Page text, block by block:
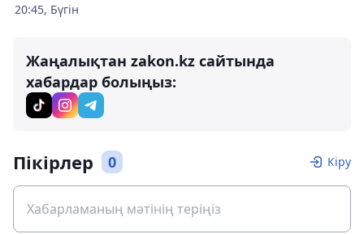
20:45, Бүгін
Жаңалықтан zakon.kz сайтында
хабардар болыңыз:
Пікірлер 0 Кіру